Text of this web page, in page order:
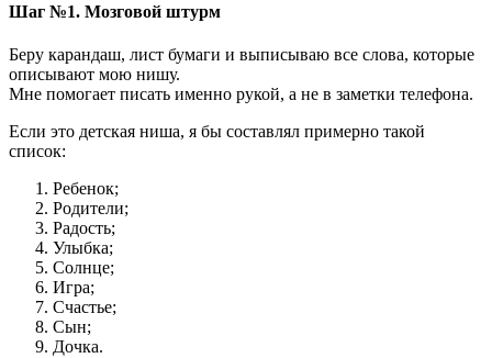
Шаг №1. Мозговой штурм
Беру карандаш, лист бумаги и выписываю все слова, которые
описывают мою нишу.
Мне помогает писать именно рукой, а не в заметки телефона.
Если это детская ниша, я бы составлял примерно такой
список:
Ребенок;
Родители;
Радость;
Улыбка;
Солнце;
Игра;
Счастье;
Сын;
Дочка.